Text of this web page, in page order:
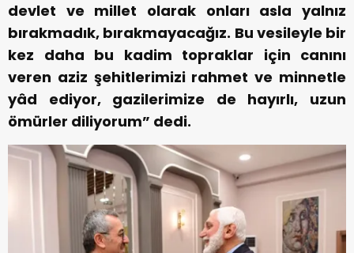
devlet ve millet olarak onları asla yalnız
bırakmadık, bırakmayacağız. Bu vesileyle bir
kez daha bu kadim topraklar için canını
veren aziz şehitlerimizi rahmet ve minnetle
yâd ediyor, gazilerimize de hayırlı, uzun
ömürler diliyorum” dedi.